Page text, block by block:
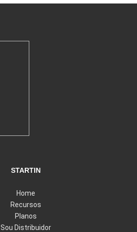
STARTIN
Home
Recursos
Planos
Sou Distribuidor